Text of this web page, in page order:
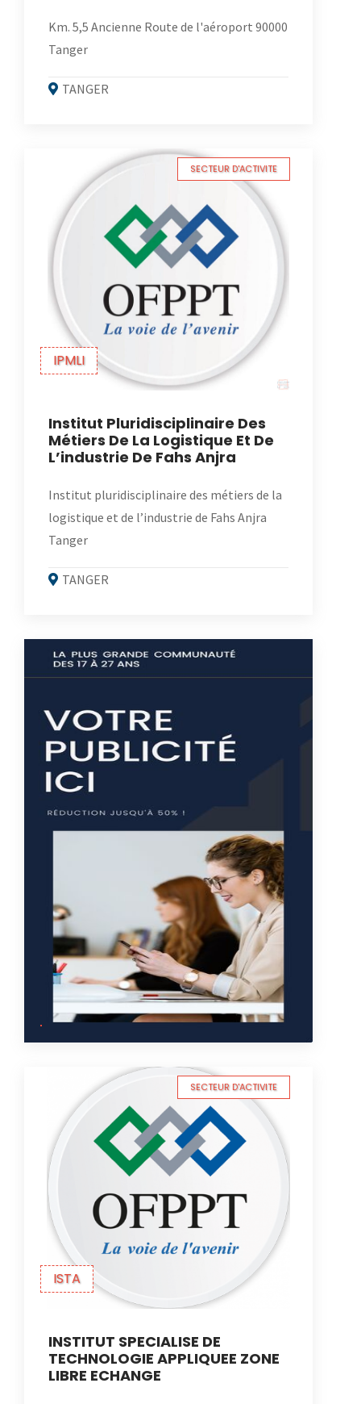
Km. 5,5 Ancienne Route de l'aéroport 90000
Tanger
TANGER
IPMLI
SECTEUR D'ACTIVITE
Institut Pluridisciplinaire Des
Métiers De La Logistique Et De
L’industrie De Fahs Anjra
Institut pluridisciplinaire des métiers de la
logistique et de l’industrie de Fahs Anjra
Tanger
TANGER
ISTA
SECTEUR D'ACTIVITE
INSTITUT SPECIALISE DE
TECHNOLOGIE APPLIQUEE ZONE
LIBRE ECHANGE